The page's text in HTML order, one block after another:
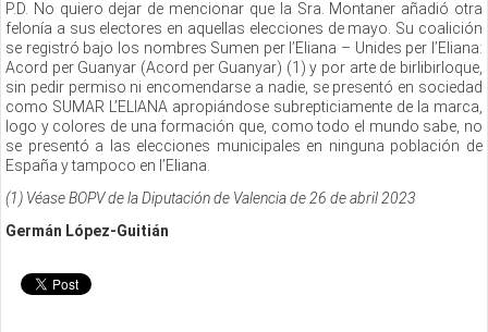
P.D. No quiero dejar de mencionar que la Sra. Montaner añadió otra
felonía a sus electores en aquellas elecciones de mayo. Su coalición
se registró bajo los nombres Sumen per l’Eliana – Unides per l’Eliana:
Acord per Guanyar (Acord per Guanyar) (1) y por arte de birlibirloque,
sin pedir permiso ni encomendarse a nadie, se presentó en sociedad
como SUMAR L’ELIANA apropiándose subrepticiamente de la marca,
logo y colores de una formación que, como todo el mundo sabe, no
se presentó a las elecciones municipales en ninguna población de
España y tampoco en l’Eliana.
(1) Véase BOPV de la Diputación de Valencia de 26 de abril 2023
Germán López-Guitián